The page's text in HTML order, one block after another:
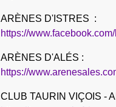
ARÈNES D'ISTRES :
https://
ARÈNES D'ALÉS :
https://
CLUB TAURIN VIÇOIS -